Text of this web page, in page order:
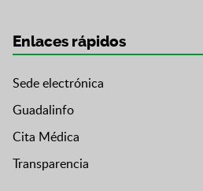
Enlaces rápidos
Sede electrónica
Guadalinfo
Cita Médica
Transparencia